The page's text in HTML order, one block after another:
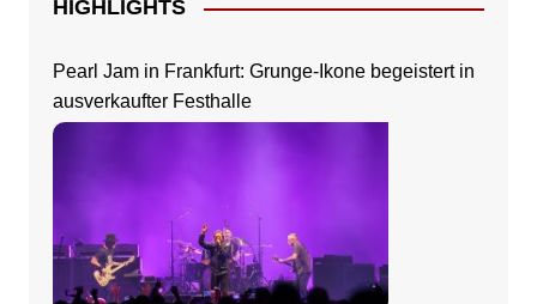
HIGHLIGHTS
Pearl Jam in Frankfurt: Grunge-Ikone begeistert in
ausverkaufter Festhalle